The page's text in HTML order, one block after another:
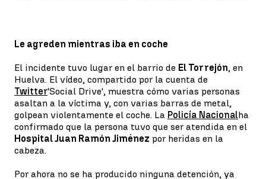
Le agreden mientras iba en coche
El incidente tuvo lugar en el barrio de El Torrejón, en
Huelva. El vídeo, compartido por la cuenta de
Twitter'Social Drive', muestra cómo varias personas
asaltan a la víctima y, con varias barras de metal,
golpean violentamente el coche. La Policía Nacionalha
confirmado que la persona tuvo que ser atendida en el
Hospital Juan Ramón Jiménez por heridas en la
cabeza.
Por ahora no se ha producido ninguna detención, ya